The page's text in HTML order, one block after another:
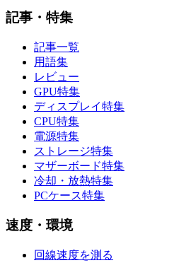
記事・特集
記事一覧
用語集
レビュー
GPU特集
ディスプレイ特集
CPU特集
電源特集
ストレージ特集
マザーボード特集
冷却・放熱特集
PCケース特集
速度・環境
回線速度を測る